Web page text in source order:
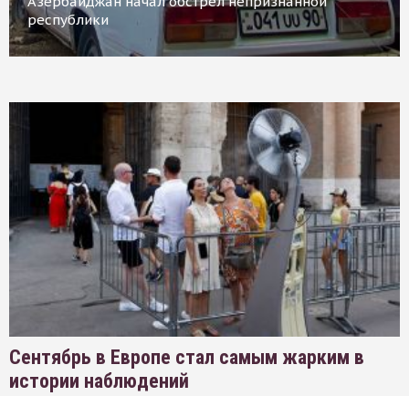
республики
Сентябрь в Европе стал самым жарким в
истории наблюдений